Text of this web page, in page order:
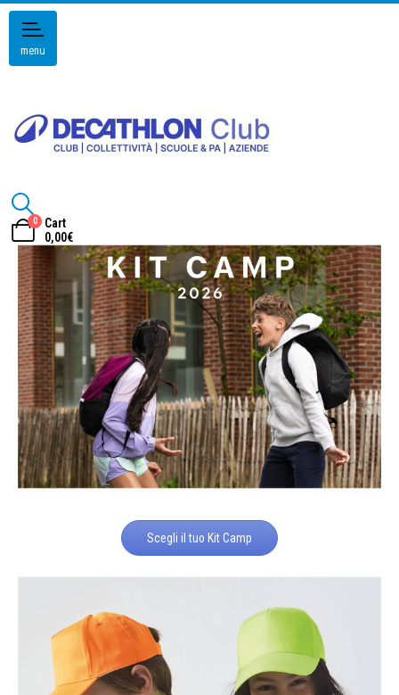
menu
0
Cart
0,00€
Scegli il tuo Kit Camp